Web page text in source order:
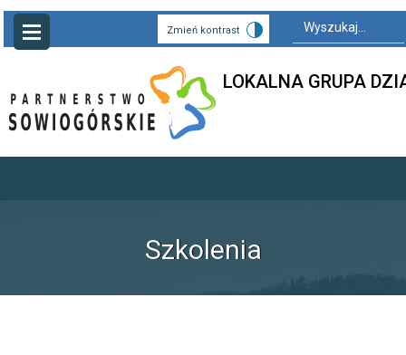
Search
Zmień kontrast
LOKALNA GRUPA
Szkolenia